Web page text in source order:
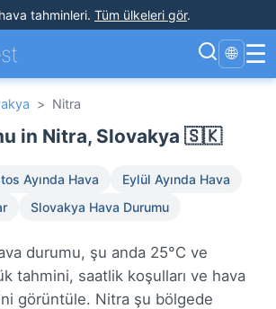
tahminleri. Tüm ülkeleri gör.
🌐 ☰
> Nitra
in Nitra, Slovakya 🇸🇰
Ayında Hava
Eylül Ayında Hava
Slovakya Hava Durumu
durumu, şu anda 25°C ve
tahmini, saatlik koşulları ve hava
görüntüle. Nitra şu bölgede